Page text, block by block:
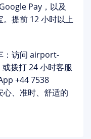
Pay，以及
。提前 12 小时以上
：访问 airport-
拨打 24 小时客服
+44 7538
心、准时、舒适的